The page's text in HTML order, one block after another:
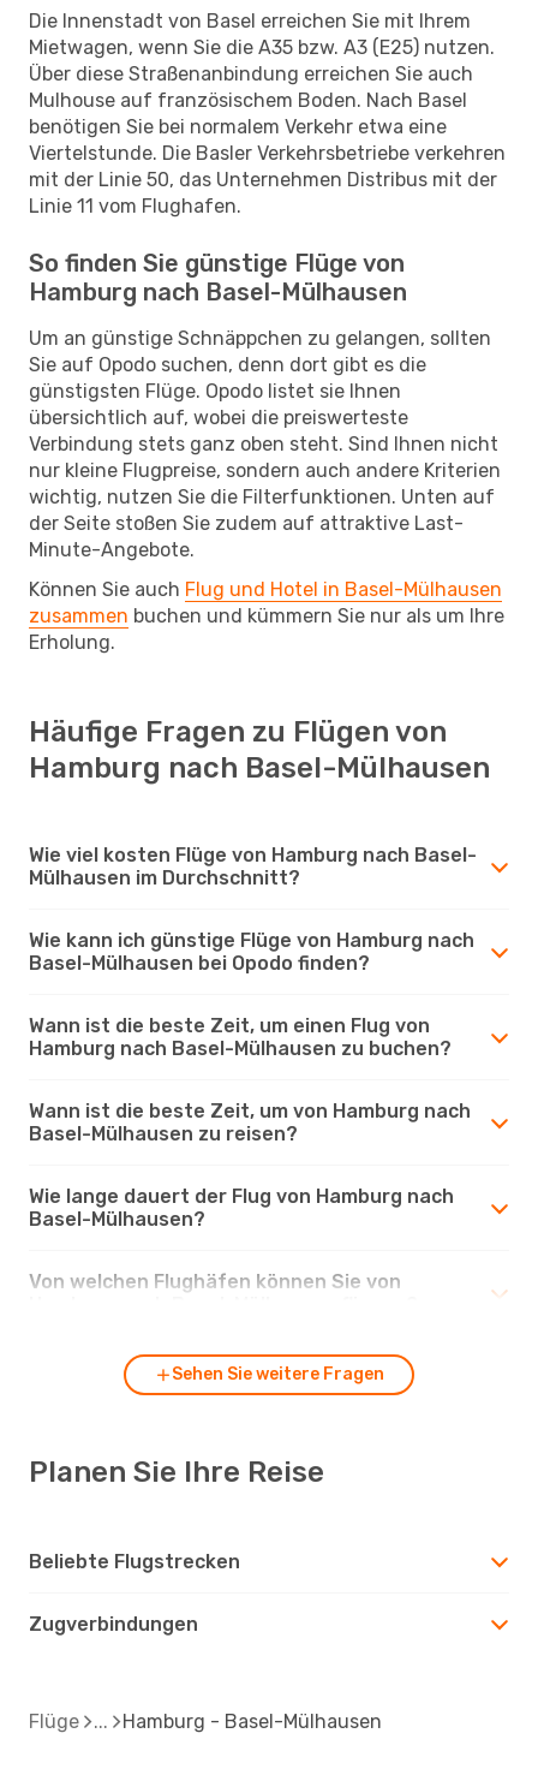
Die Innenstadt von Basel erreichen Sie mit Ihrem
Mietwagen, wenn Sie die A35 bzw. A3 (E25) nutzen.
Über diese Straßenanbindung erreichen Sie auch
Mulhouse auf französischem Boden. Nach Basel
benötigen Sie bei normalem Verkehr etwa eine
Viertelstunde. Die Basler Verkehrsbetriebe verkehren
mit der Linie 50, das Unternehmen Distribus mit der
Linie 11 vom Flughafen.
So finden Sie günstige Flüge von
Hamburg nach Basel-Mülhausen
Um an günstige Schnäppchen zu gelangen, sollten
Sie auf Opodo suchen, denn dort gibt es die
günstigsten Flüge. Opodo listet sie Ihnen
übersichtlich auf, wobei die preiswerteste
Verbindung stets ganz oben steht. Sind Ihnen nicht
nur kleine Flugpreise, sondern auch andere Kriterien
wichtig, nutzen Sie die Filterfunktionen. Unten auf
der Seite stoßen Sie zudem auf attraktive Last-
Minute-Angebote.
Können Sie auch Flug und Hotel in Basel-Mülhausen
zusammen buchen und kümmern Sie nur als um Ihre
Erholung.
Häufige Fragen zu Flügen von
Hamburg nach Basel-Mülhausen
Wie viel kosten Flüge von Hamburg nach Basel-
Mülhausen im Durchschnitt?
Wie kann ich günstige Flüge von Hamburg nach
Basel-Mülhausen bei Opodo finden?
Wann ist die beste Zeit, um einen Flug von
Hamburg nach Basel-Mülhausen zu buchen?
Wann ist die beste Zeit, um von Hamburg nach
Basel-Mülhausen zu reisen?
Wie lange dauert der Flug von Hamburg nach
Basel-Mülhausen?
Von welchen Flughäfen können Sie von
Sehen Sie weitere Fragen
Planen Sie Ihre Reise
Beliebte Flugstrecken
Zugverbindungen
Flüge Hamburg - Basel-Mülhausen